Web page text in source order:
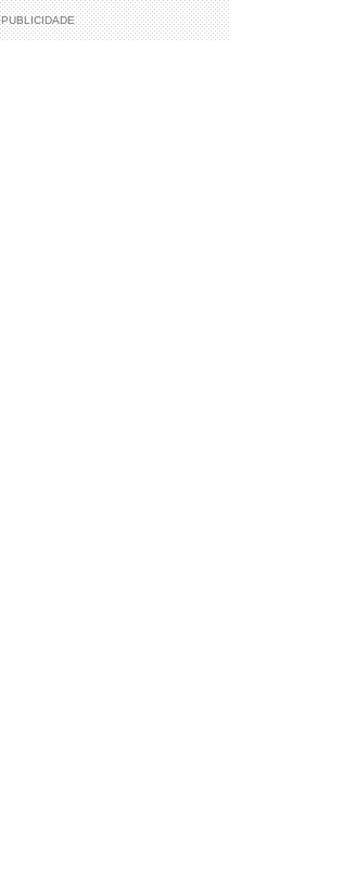
PUBLICIDADE